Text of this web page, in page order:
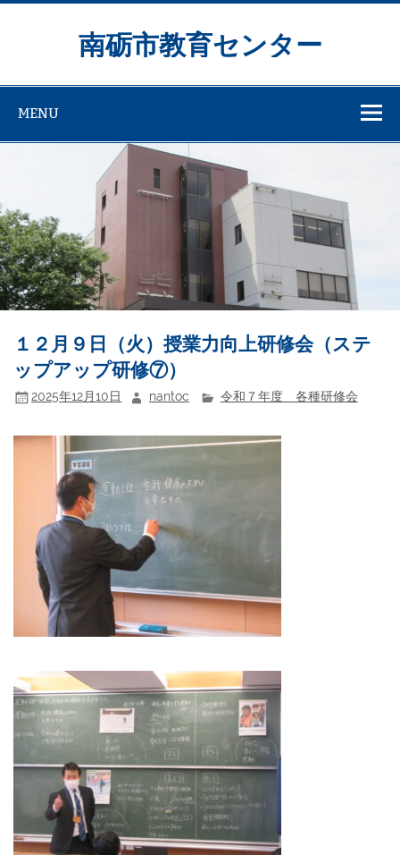
Skip
南砺市教育センター
MENU
１２月９日（火）授業力向上研修会（ステ
ップアップ研修⑦）
2025年12月10日 nantoc 令和７年度 各種研修会